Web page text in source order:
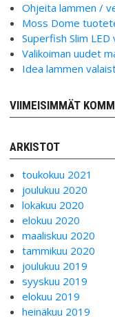
Ohjeita lammen /
Moss Dome
Superfish Slim
Valikoiman uudet
Idea lammen
VIIMEISIMMÄT
ARKISTOT
toukokuu 2021
joulukuu 2020
lokakuu 2020
elokuu 2020
maaliskuu 2020
tammikuu 2020
joulukuu 2019
syyskuu 2019
elokuu 2019
heinäkuu 2019